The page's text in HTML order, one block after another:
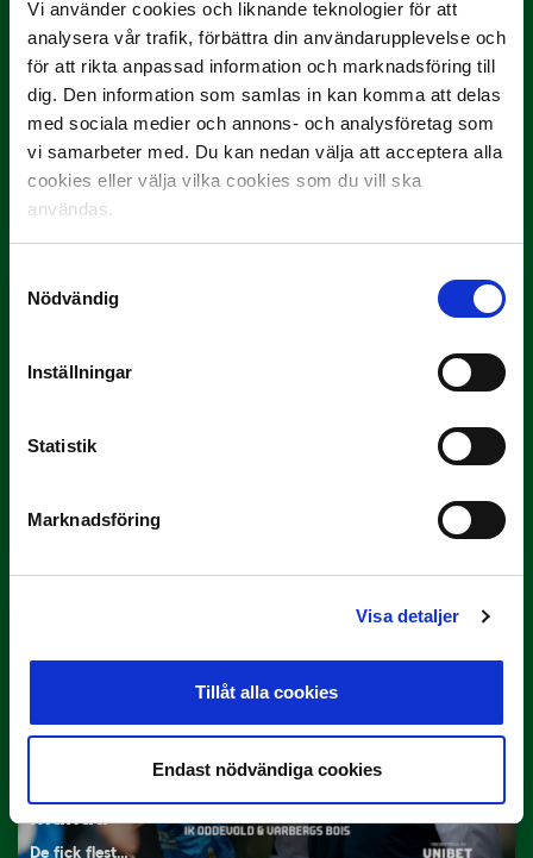
Vi använder cookies och liknande teknologier för att
analysera vår trafik, förbättra din användarupplevelse och
för att rikta anpassad information och marknadsföring till
dig. Den information som samlas in kan komma att delas
med sociala medier och annons- och analysföretag som
vi samarbeter med. Du kan nedan välja att acceptera alla
cookies eller välja vilka cookies som du vill ska
användas.
Nödvändig
Inställningar
Statistik
Marknadsföring
Visa detaljer
Tillåt alla cookies
Endast nödvändiga cookies
3 JULI
Rösta på Månadens Tränare i juni
Här är de…
Tillbaka i hetluften…
Oddevold och Varberg prisade i maj
månad
De fick flest…